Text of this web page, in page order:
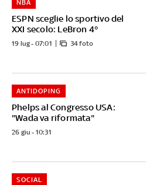
ESPN sceglie lo sportivo del
XXI secolo: LeBron 4°
NBA
19 lug - 07:01 34 foto
Phelps al Congresso USA:
"Wada va riformata"
ANTIDOPING
26 giu - 10:31
SOCIAL